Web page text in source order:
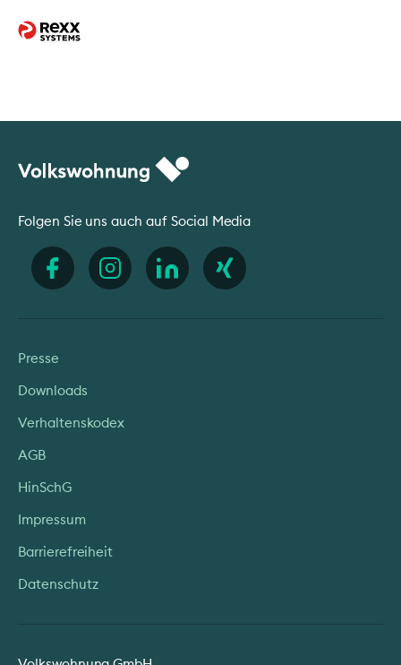
Folgen Sie uns auch auf Social Media
Presse
Downloads
Verhaltenskodex
AGB
HinSchG
Impressum
Barrierefreiheit
Datenschutz